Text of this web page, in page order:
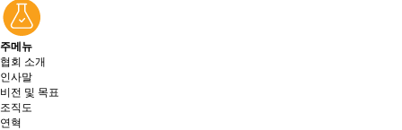
주메뉴
협회 소개
인사말
비전 및 목표
조직도
연혁